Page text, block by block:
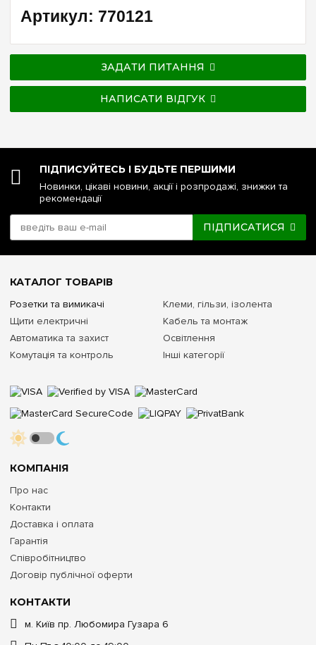
Артикул: 770121
ЗАДАТИ ПИТАННЯ
НАПИСАТИ ВІДГУК
ПІДПИСУЙТЕСЬ І БУДЬТЕ ПЕРШИМИ
Новинки, цікаві новини, акції і розпродажі, знижки та
рекомендації
ПІДПИСАТИСЯ
КОНТАКТИ
м. Київ пр. Любомира Гузара 6
КОМПАНІЯ
Про нас
Контакти
Доставка і оплата
Гарантія
Співробітництво
Договір публічної оферти
КАТАЛОГ ТОВАРІВ
Розетки та вимикачі
Щити електричні
Автоматика та захист
Комутація та контроль
Клеми, гільзи, ізолента
Кабель та монтаж
Освітлення
Інші категорії